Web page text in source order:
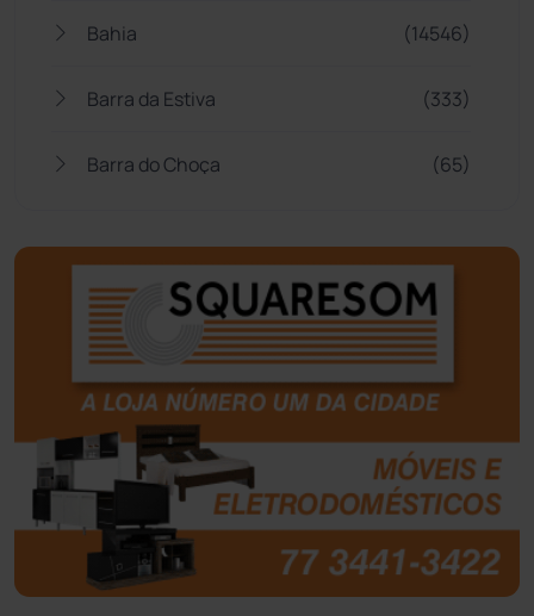
Bahia (14546)
Barra da Estiva (333)
Barra do Choça (65)
Bom Jesus da Lapa (509)
Boquira (152)
Botuporã
Brasil (7680)
Brumado (31961)